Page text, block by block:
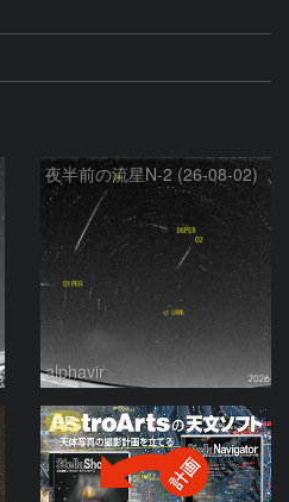
夜半前の流星N-2 (26-08-02)
alphavir
PR